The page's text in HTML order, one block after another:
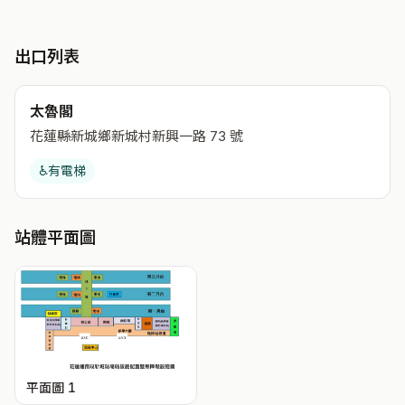
出口列表
太魯閣
花蓮縣新城鄉新城村新興一路 73 號
♿有電梯
站體平面圖
平面圖 1